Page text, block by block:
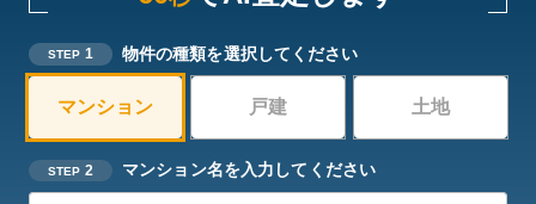
STEP 1 物件の種類を選択してください
マンション 戸建 土地
STEP 2 マンション名を入力してください